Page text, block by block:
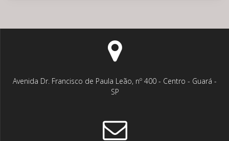
Avenida Dr. Francisco de Paula Leão, nº 400 - Centro - Guará -
SP